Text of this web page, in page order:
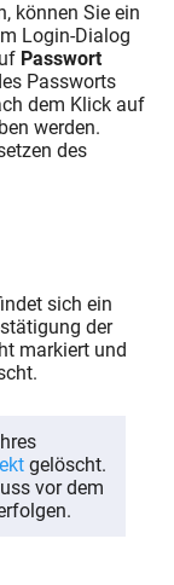
können Sie ein
Login-Dialog
Passwort
Passworts
dem Klick auf
werden.
des
sich ein
der
markiert und
gelöscht.
vor dem